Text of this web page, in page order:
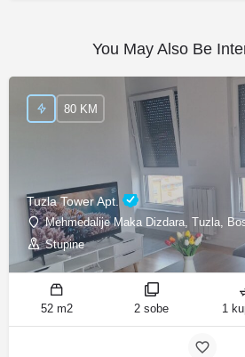
You May Also Be
Tuzla Tower Apt.
Mehmedalije Maka Dizdara, Tuzla,
Stupine
80 KM
52 m2 2 sobe 1